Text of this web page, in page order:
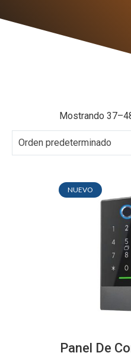
Mostrando
Orden predeterminado
NUEVO
Panel De